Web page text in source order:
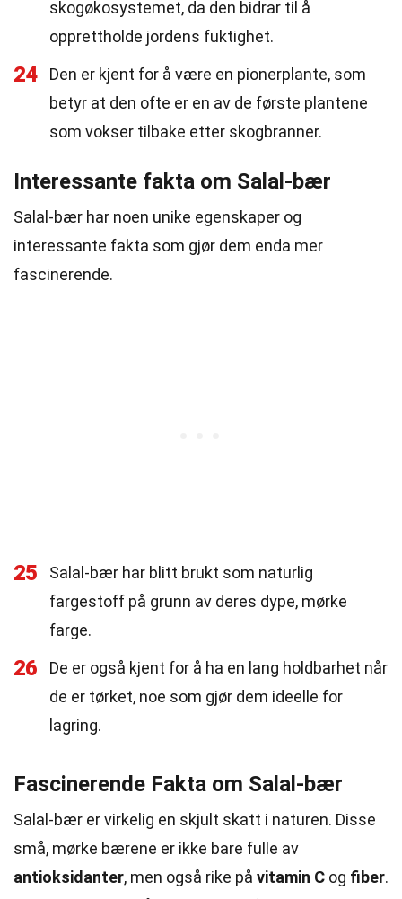
skogøkosystemet, da den bidrar til å
opprettholde jordens fuktighet.
24
Den er kjent for å være en pionerplante, som
betyr at den ofte er en av de første plantene
som vokser tilbake etter skogbranner.
Interessante fakta om Salal-bær
Salal-bær har noen unike egenskaper og
interessante fakta som gjør dem enda mer
fascinerende.
25
Salal-bær har blitt brukt som naturlig
fargestoff på grunn av deres dype, mørke
farge.
26
De er også kjent for å ha en lang holdbarhet når
de er tørket, noe som gjør dem ideelle for
lagring.
Fascinerende Fakta om Salal-bær
Salal-bær er virkelig en skjult skatt i naturen. Disse
små, mørke bærene er ikke bare fulle av
antioksidanter, men også rike på vitamin C og fiber.